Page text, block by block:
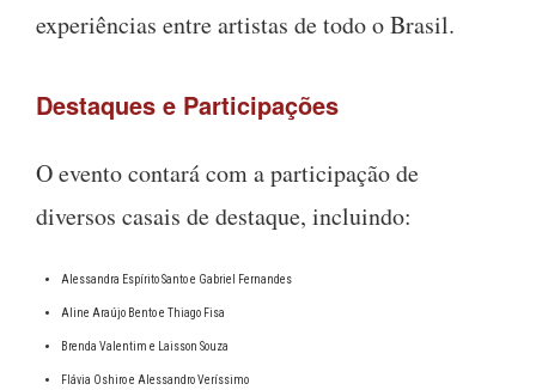
experiências entre artistas de todo o Brasil.
Destaques e Participações
O evento contará com a participação de
diversos casais de destaque, incluindo:
Alessandra Espírito Santo e Gabriel Fernandes
Aline Araújo Bento e Thiago Fisa
Brenda Valentim e Laisson Souza
Flávia Oshiro e Alessandro Veríssimo